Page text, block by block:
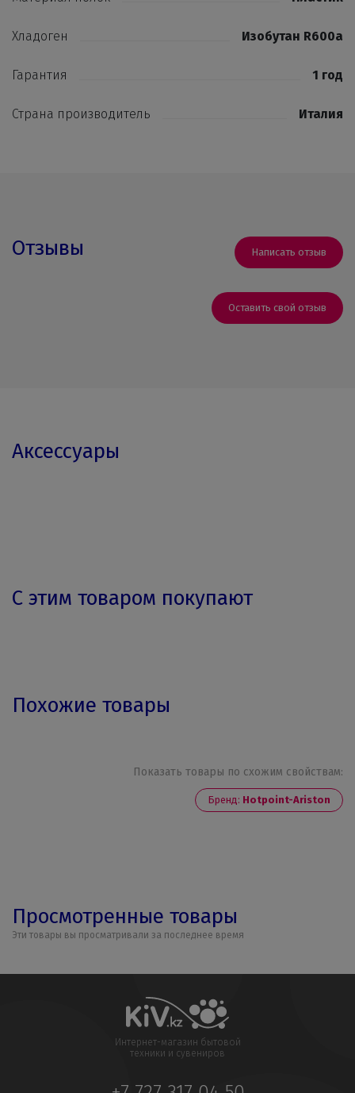
Хладоген Изобутан R600a
Гарантия 1 год
Страна производитель Италия
Отзывы Написать отзыв
Оставить свой отзыв
Аксессуары
С этим товаром покупают
Похожие товары
Показать товары по схожим свойствам:
Бренд: Hotpoint-Ariston
Просмотренные товары
Эти товары вы просматривали за последнее время
Интернет-магазин бытовой
техники и сувениров